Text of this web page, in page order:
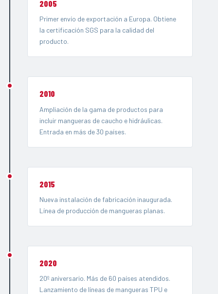
2005
Primer envío de exportación a Europa. Obtiene
la certificación SGS para la calidad del
producto.
2010
Ampliación de la gama de productos para
incluir mangueras de caucho e hidráulicas.
Entrada en más de 30 países.
2015
Nueva instalación de fabricación inaugurada.
Línea de producción de mangueras planas.
2020
20º aniversario. Más de 60 países atendidos.
Lanzamiento de líneas de mangueras TPU e